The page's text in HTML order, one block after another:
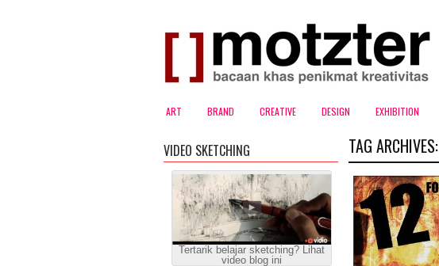
ART BRAND CREATIVE DESIGN EXHIBITION
TAG ARCHIVES:
VIDEO SKETCHING
Tertarik belajar sketching? Lihat
video blog ini